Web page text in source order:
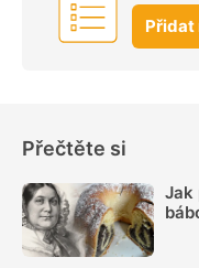
Přidat
Přečtěte si
Jak